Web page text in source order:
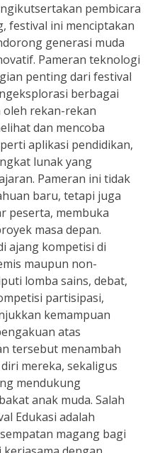
pembicara
festival ini menciptakan
generasi muda
Pameran teknologi
penting dari festival
berbagai
oleh rekan-rekan
dan mencoba
aplikasi pendidikan,
lunak yang
Pameran ini tidak
baru, tetapi juga
peserta, membuka
masa depan.
ajang kompetisi di
maupun non-
lomba sains, debat,
partisipasi,
kemampuan
atas
tersebut menambah
mereka, sekaligus
mendukung
anak muda. Salah
Edukasi adalah
magang bagi